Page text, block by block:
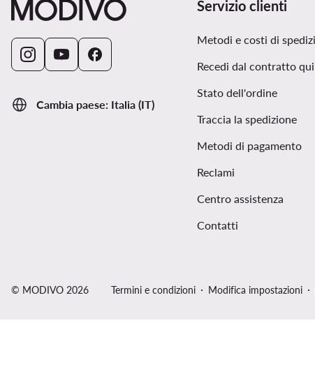
Cambia paese: Italia (IT)
Servizio clienti
Metodi e costi di
Recedi dal contratto qui
Stato dell'ordine
Traccia la spedizione
Metodi di pagamento
Reclami
Centro assistenza
Contatti
© MODIVO 2026 Termini e condizioni Modifica impostazioni